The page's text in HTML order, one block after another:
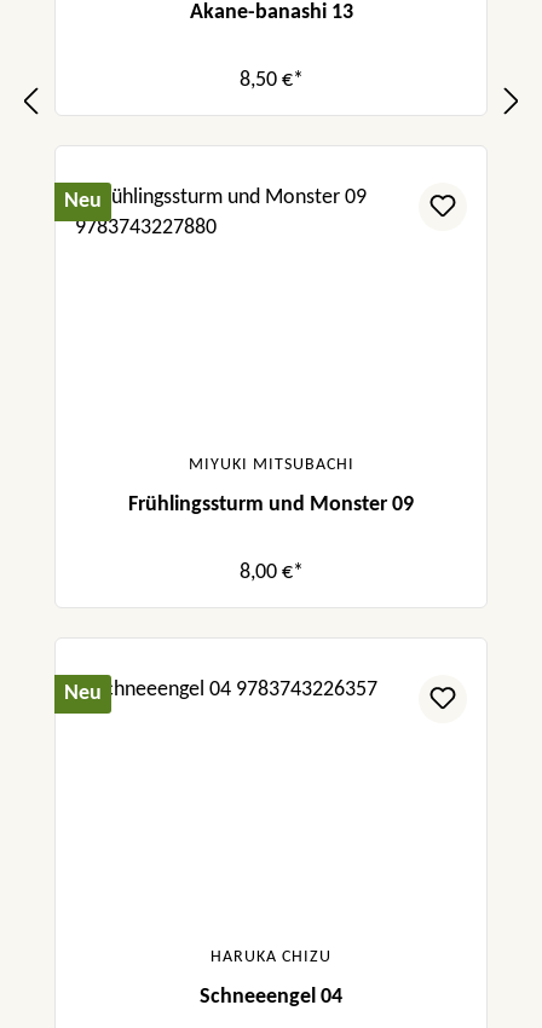
Akane-banashi 13
8,50 €*
Neu
MIYUKI MITSUBACHI
Frühlingssturm und Monster 09
8,00 €*
Neu
HARUKA CHIZU
Schneeengel 04